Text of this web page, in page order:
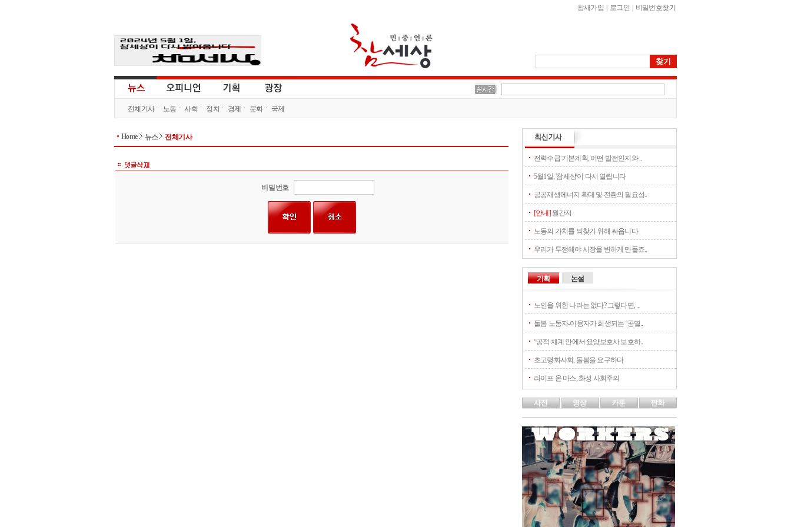
참새가입 로그인 비밀번호찾기
전체기사 노동 사회 정치 경제 문화 국제
Home 뉴스 전체기사
비밀번호
전력수급 기본계획, 어떤 발전인지와 ..
5월1일, '참세상'이 다시 열립니다
공공재생에너지 확대 및 전환의 필요성..
[안내]월간지..
노동의 가치를 되찾기 위해 싸웁니다
우리가 투쟁해야 시장을 변하게 만들죠..
기획
노인을 위한 나라는 없다? 그렇다면, ..
돌봄 노동자-이용자가 희생되는 ‘공멸..
“공적 체계 안에서 요양보호사 보호하..
초고령화사회, 돌봄을 요구하다
라이프 온 마스, 화성 사회주의
논설